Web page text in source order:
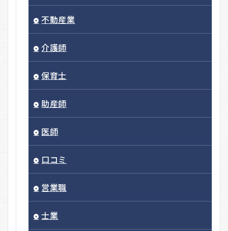
不動産業
介護師
保育士
助産師
医師
口コミ
営業職
士業